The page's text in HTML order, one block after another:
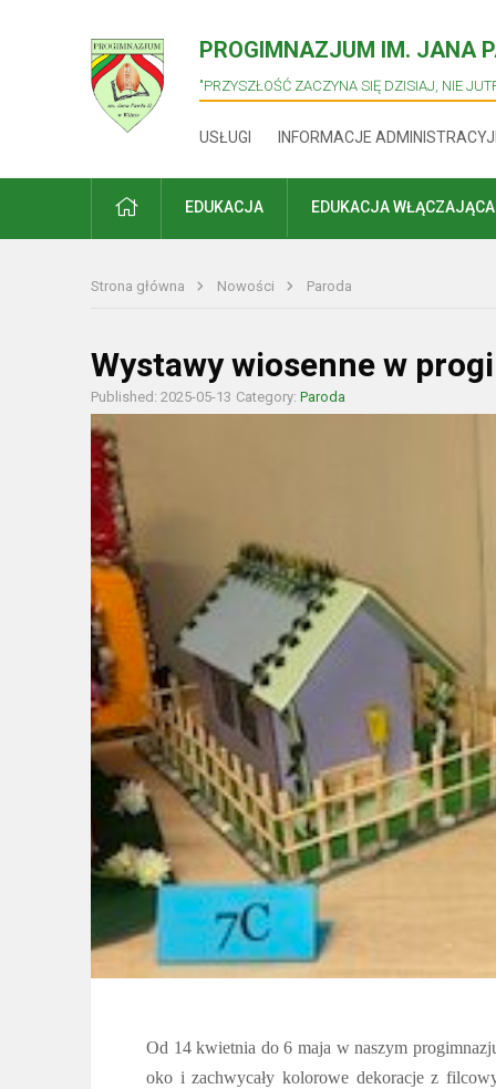
PROGIMNAZJUM IM. JANA
"PRZYSZŁOŚĆ ZACZYNA SIĘ DZISIAJ, NIE
USŁUGI INFORMACJE
PRADŽIAEDUKACJA EDUKACJA WŁĄCZAJĄCA
Strona główna Nowości Paroda
Wystawy wiosenne w
Published: 2025-05-13 Category: Paroda
Od 14 kwietnia do 6 maja w naszym
oko i zachwycały kolorowe dekoracje z